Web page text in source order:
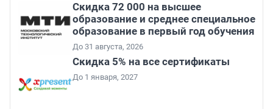
Скидка 72 000 на высшее
образование и среднее специальное
образование в первый год обучения
До 31 августа, 2026
Скидка 5% на все сертификаты
До 1 января, 2027